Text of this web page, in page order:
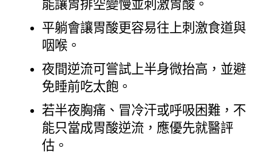
能讓胃排空變慢並刺激胃酸。
平躺會讓胃酸更容易往上刺激食道與
咽喉。
夜間逆流可嘗試上半身微抬高，並避
免睡前吃太飽。
若半夜胸痛、冒冷汗或呼吸困難，不
能只當成胃酸逆流，應優先就醫評
估。